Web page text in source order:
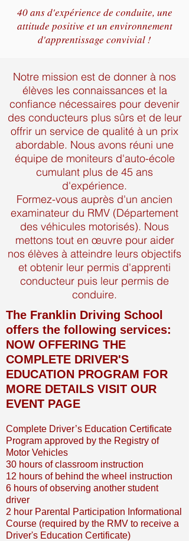
40 ans d'expérience de conduite, une
attitude positive et un environnement
d'apprentissage convivial !
Notre mission est de donner à nos
élèves les connaissances et la
confiance nécessaires pour devenir
des conducteurs plus sûrs et de leur
offrir un service de qualité à un prix
abordable. Nous avons réuni une
équipe de moniteurs d'auto-école
cumulant plus de 45 ans
d'expérience.
Formez-vous auprès d'un ancien
examinateur du RMV (Département
des véhicules motorisés). Nous
mettons tout en œuvre pour aider
nos élèves à atteindre leurs objectifs
et obtenir leur permis d'apprenti
conducteur puis leur permis de
conduire.
The Franklin Driving School
offers the following services:
NOW OFFERING THE
COMPLETE DRIVER'S
EDUCATION PROGRAM FOR
MORE DETAILS VISIT OUR
EVENT PAGE
Complete Driver’s Education Certificate
Program approved by the Registry of
Motor Vehicles
30 hours of classroom instruction
12 hours of behind the wheel instruction
6 hours of observing another student
driver
2 hour Parental Participation Informational
Course (required by the RMV to receive a
Driver's Education Certificate)